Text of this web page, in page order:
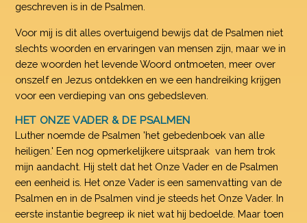
geschreven is in de Psalmen.
Voor mij is dit alles overtuigend bewijs dat de Psalmen niet
slechts woorden en ervaringen van mensen zijn, maar we in
deze woorden het levende Woord ontmoeten, meer over
onszelf en Jezus ontdekken en we een handreiking krijgen
voor een verdieping van ons gebedsleven.
HET ONZE VADER & DE PSALMEN
Luther noemde de Psalmen 'het gebedenboek van alle
heiligen.' Een nog opmerkelijkere uitspraak van hem trok
mijn aandacht. Hij stelt dat het Onze Vader en de Psalmen
een eenheid is. Het onze Vader is een samenvatting van de
Psalmen en in de Psalmen vind je steeds het Onze Vader. In
eerste instantie begreep ik niet wat hij bedoelde. Maar toen